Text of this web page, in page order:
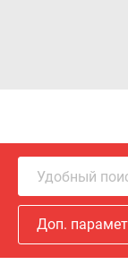
Удобный
Доп.